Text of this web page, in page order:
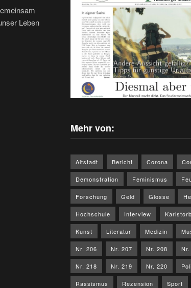
Leben
Mehr von:
Altstadt Bericht Corona
Demonstration Feminismus
Forschung Geld Glosse
Hochschule Interview
Kunst Literatur Medizin
Nr. 206 Nr. 207 Nr. 208
Nr. 218 Nr. 219 Nr. 220
Rassismus Rezension Sport